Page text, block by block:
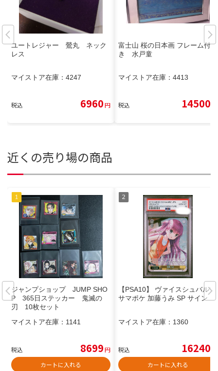
ユートレジャー 鶯丸 ネック
レス
マイストア在庫： 4247
税込 6960円
富士山 桜の日本画 フレーム付
き 水戸童
マイストア在庫： 4413
税込 14500
近くの売り場の商品
ジャンプショップ JUMP SHO
P 365日ステッカー 鬼滅の
刃 10枚セット
マイストア在庫： 1141
税込 8699円
カートに入れる
【PSA10】 ヴァイスシュバルツ
サマポケ 加藤うみ SP サイン
マイストア在庫： 1360
税込 16240
カートに入れる